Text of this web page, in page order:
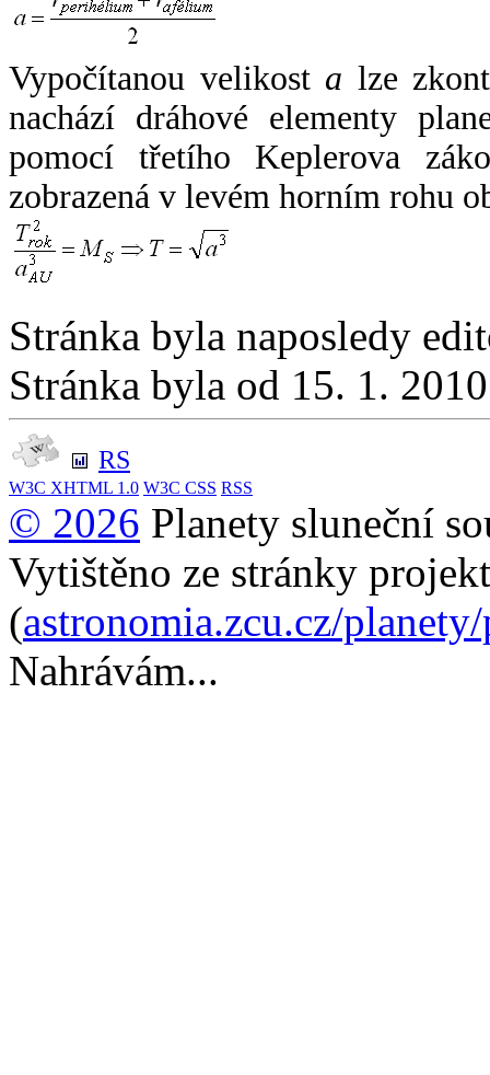
Vypočítanou velikost a lze
nachází dráhové elementy
pomocí třetího Keplerova
zobrazená v levém horním rohu
Stránka byla naposledy
Stránka byla od 15. 1.
RS
W3C XHTML 1.0 W3C CSS RSS
© 2026 Planety sluneční
Vytištěno ze stránky
(astronomia.zcu.cz/
Nahrávám...